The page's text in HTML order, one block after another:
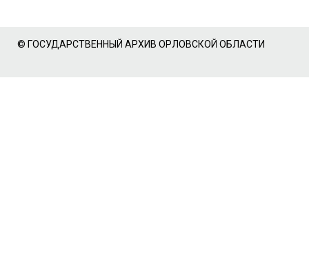
© ГОСУДАРСТВЕННЫЙ АРХИВ ОРЛОВСКОЙ ОБЛАСТИ